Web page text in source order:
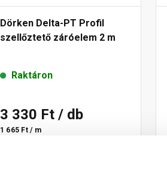
Dörken Delta-PT Profil
szellőztető záróelem 2 m
Raktáron
3 330 Ft / db
1 665 Ft / m